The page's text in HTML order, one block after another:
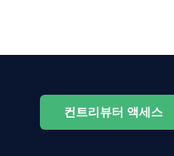
컨트리뷰터 액세스